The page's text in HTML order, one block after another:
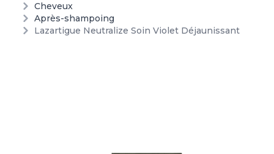
Cheveux
Après-shampoing
Lazartigue Neutralize Soin Violet Déjaunissant